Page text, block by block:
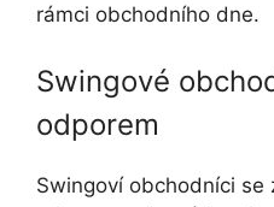
rámci obchodního dne.
Swingové
odporem
Swingoví obchodníci se